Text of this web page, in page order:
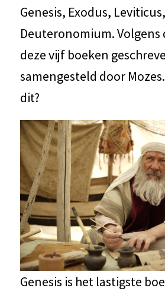
Genesis, Exodus,
Deuteronomium. Volgens
deze vijf boeken
samengesteld door
dit?
Genesis is het lastigste